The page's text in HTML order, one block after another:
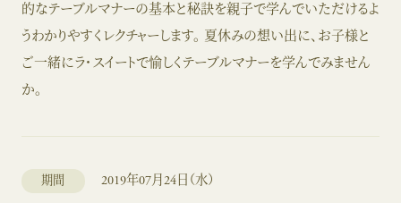
的なテーブルマナーの基本と秘訣を親子で学んでいただけるよ
うわかりやすくレクチャーします。 夏休みの想い出に、お子様と
ご一緒にラ・スイートで愉しくテーブルマナーを学んでみません
か。
期間 2019年07月24日（水）